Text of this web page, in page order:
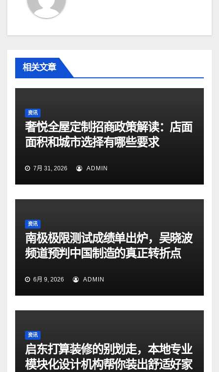
相关文章
资讯
奢悦全屋定制招商政策解读：店面
面积和城市选择有哪些要求
7月 31, 2026 ADMIN
资讯
南极极限测试成绩单出炉，吴晓波
频道预判中国制造的真正转折点
6月 9, 2026 ADMIN
资讯
启东打算装修的别划走，本地专业
模块化设计机构帮你装出舒适好家